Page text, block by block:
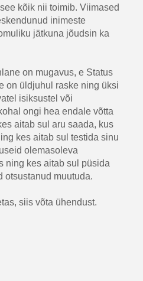
kõik nii toimib. Viimased
inimeste
jätkuna jõudsin ka
on mugavus, e Status
on üldjuhul raske ning üksi
isiksustel või
ongi hea endale võtta
aitab sul aru saada, kus
kes aitab sul testida sinu
olemasoleva
ning kes aitab sul püsida
otsustanud muutuda.
siis võta ühendust.